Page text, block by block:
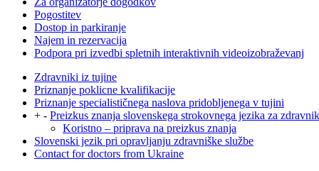
Pogostitev
Dostop in parkiranje
Najem in rezervacija
Podpora pri izvedbi spletnih interaktivnih videoizobraževanj
Zdravniki iz tujine
Priznanje poklicne kvalifikacije
Priznanje specialističnega naslova pridobljenega v tujini
+ - Preizkus znanja slovenskega strokovnega jezika za
Koristno – priprava na preizkus znanja
Slovenski jezik pri opravljanju zdravniške službe
Contact for doctors from Ukraine